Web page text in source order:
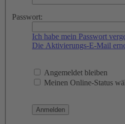
Passwort:
Ich habe mein Passwort
Die Aktivierungs-E-Mail
Angemeldet bleiben
Meinen Online-Status